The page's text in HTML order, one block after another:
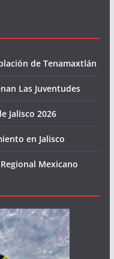
de Tenamaxtlán
Las Juventudes
Jalisco 2026
en Jalisco
Mexicano